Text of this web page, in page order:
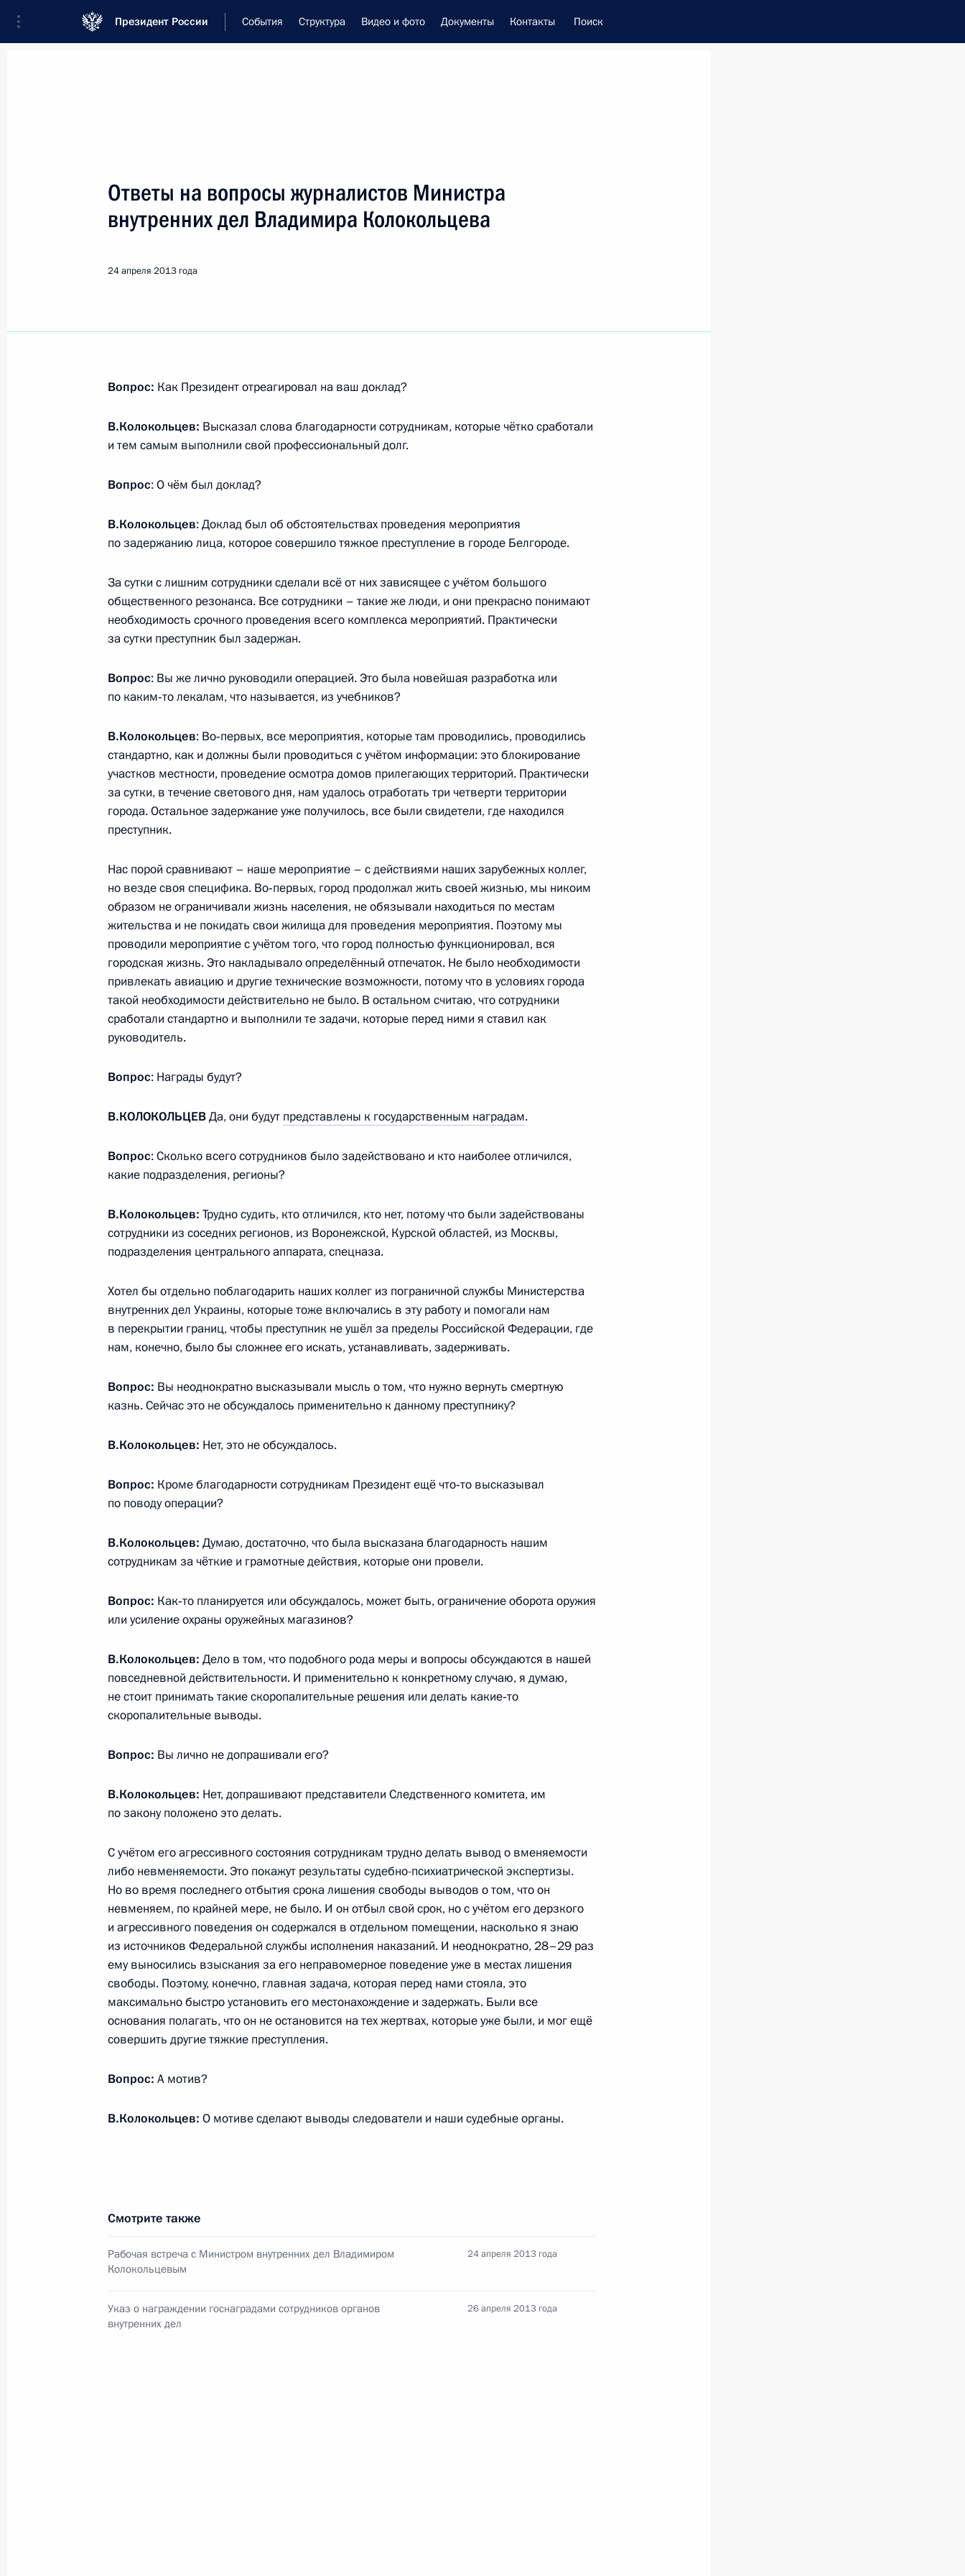
Президент России События Структура Видео и фото Документы Контакты Поиск
Рабочая встреча с вице-премьером – полпредом
Президента в ДФО Юрием Трутневым
2 часа назад
Встреча с руководством
Памфиловой
Президент России
Обращение к участникам VIII
Российско-Киргизского
экономического форума и XII
межрегиональной конференции
6 августа 2026 года, 09:00
Встреча с председателем Союза
театральных деятелей России
5 августа 2026 года, 19:00
Встреча с врио губернатора
Шуваевым
5 августа 2026 года, 16:40
Инасио Лулой да Силвой
4 августа 2026 года, 17:30
События и поездки на географической карте
Администрация Президента России
Руслан Эдельгериев посетил
Азербайджан
23 июля 2026 года, 19:00
Заседание межведомственной
сохранения объектов
находящихся
14 июля 2026 года, 15:00
В России во исполнение поручения
Президента появится единый
научно-методический центр
по продвижению русского языка
за рубежом
14 июля 2026 года, 16:00
Представлен доклад о деятельности
Уполномоченного по правам
ребёнка в 2025 году
14 июля 2026 года, 10:00
Семинар-совещание по развитию
экосистем цифровой экономики
Меры Правительства
Ответы на вопросы журналистов Министра
внутренних дел Владимира Колокольцева
24 апреля 2013 года
Вопрос: Как Президент отреагировал на ваш доклад?
В.Колокольцев: Высказал слова благодарности сотрудникам, которые чётко сработали
и тем самым выполнили свой профессиональный долг.
Вопрос: О чём был доклад?
В.Колокольцев: Доклад был об обстоятельствах проведения мероприятия
по задержанию лица, которое совершило тяжкое преступление в городе Белгороде.
За сутки с лишним сотрудники сделали всё от них зависящее с учётом большого
общественного резонанса. Все сотрудники – такие же люди, и они прекрасно понимают
необходимость срочного проведения всего комплекса мероприятий. Практически
за сутки преступник был задержан.
Вопрос: Вы же лично руководили операцией. Это была новейшая разработка или
по каким‑то лекалам, что называется, из учебников?
В.Колокольцев: Во‑первых, все мероприятия, которые там проводились, проводились
стандартно, как и должны были проводиться с учётом информации: это блокирование
участков местности, проведение осмотра домов прилегающих территорий. Практически
за сутки, в течение светового дня, нам удалось отработать три четверти территории
города. Остальное задержание уже получилось, все были свидетели, где находился
преступник.
Нас порой сравнивают – наше мероприятие – с действиями наших зарубежных коллег,
но везде своя специфика. Во‑первых, город продолжал жить своей жизнью, мы никоим
образом не ограничивали жизнь населения, не обязывали находиться по местам
жительства и не покидать свои жилища для проведения мероприятия. Поэтому мы
проводили мероприятие с учётом того, что город полностью функционировал, вся
городская жизнь. Это накладывало определённый отпечаток. Не было необходимости
привлекать авиацию и другие технические возможности, потому что в условиях города
такой необходимости действительно не было. В остальном считаю, что сотрудники
сработали стандартно и выполнили те задачи, которые перед ними я ставил как
руководитель.
Вопрос: Награды будут?
В.КОЛОКОЛЬЦЕВДа, они будут представлены к государственным наградам.
Вопрос: Сколько всего сотрудников было задействовано и кто наиболее отличился,
какие подразделения, регионы?
В.Колокольцев: Трудно судить, кто отличился, кто нет, потому что были задействованы
сотрудники из соседних регионов, из Воронежской, Курской областей, из Москвы,
подразделения центрального аппарата, спецназа.
Хотел бы отдельно поблагодарить наших коллег из пограничной службы Министерства
внутренних дел Украины, которые тоже включались в эту работу и помогали нам
в перекрытии границ, чтобы преступник не ушёл за пределы Российской Федерации, где
нам, конечно, было бы сложнее его искать, устанавливать, задерживать.
Вопрос: Вы неоднократно высказывали мысль о том, что нужно вернуть смертную
казнь. Сейчас это не обсуждалось применительно к данному преступнику?
В.Колокольцев: Нет, это не обсуждалось.
Вопрос: Кроме благодарности сотрудникам Президент ещё что‑то высказывал
по поводу операции?
В.Колокольцев: Думаю, достаточно, что была высказана благодарность нашим
сотрудникам за чёткие и грамотные действия, которые они провели.
Вопрос: Как‑то планируется или обсуждалось, может быть, ограничение оборота оружия
или усиление охраны оружейных магазинов?
В.Колокольцев: Дело в том, что подобного рода меры и вопросы обсуждаются в нашей
повседневной действительности. И применительно к конкретному случаю, я думаю,
не стоит принимать такие скоропалительные решения или делать какие‑то
скоропалительные выводы.
Вопрос: Вы лично не допрашивали его?
В.Колокольцев: Нет, допрашивают представители Следственного комитета, им
по закону положено это делать.
С учётом его агрессивного состояния сотрудникам трудно делать вывод о вменяемости
либо невменяемости. Это покажут результаты судебно-психиатрической экспертизы.
Но во время последнего отбытия срока лишения свободы выводов о том, что он
невменяем, по крайней мере, не было. И он отбыл свой срок, но с учётом его дерзкого
и агрессивного поведения он содержался в отдельном помещении, насколько я знаю
из источников Федеральной службы исполнения наказаний. И неоднократно, 28–29 раз
ему выносились взыскания за его неправомерное поведение уже в местах лишения
свободы. Поэтому, конечно, главная задача, которая перед нами стояла, это
максимально быстро установить его местонахождение и задержать. Были все
основания полагать, что он не остановится на тех жертвах, которые уже были, и мог ещё
совершить другие тяжкие преступления.
Вопрос: А мотив?
В.Колокольцев: О мотиве сделают выводы следователи и наши судебные органы.
Смотрите также
Рабочая встреча с Министром внутренних дел Владимиром
Колокольцевым
24 апреля 2013 года
Указ о награждении госнаградами сотрудников органов
внутренних дел
26 апреля 2013 года